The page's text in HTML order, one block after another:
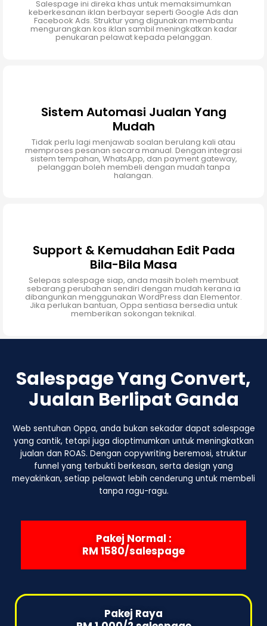
Salespage ini direka khas untuk memaksimumkan
keberkesanan iklan berbayar seperti Google Ads dan
Facebook Ads. Struktur yang digunakan membantu
mengurangkan kos iklan sambil meningkatkan kadar
penukaran pelawat kepada pelanggan.
Sistem Automasi Jualan Yang
Mudah
Tidak perlu lagi menjawab soalan berulang kali atau
memproses pesanan secara manual. Dengan integrasi
sistem tempahan, WhatsApp, dan payment gateway,
pelanggan boleh membeli dengan mudah tanpa
halangan.
Support & Kemudahan Edit Pada
Bila-Bila Masa
Selepas salespage siap, anda masih boleh membuat
sebarang perubahan sendiri dengan mudah kerana ia
dibangunkan menggunakan WordPress dan Elementor.
Jika perlukan bantuan, Oppa sentiasa bersedia untuk
memberikan sokongan teknikal.
Salespage Yang Convert,
Jualan Berlipat Ganda
Web sentuhan Oppa, anda bukan sekadar dapat salespage
yang cantik, tetapi juga dioptimumkan untuk meningkatkan
jualan dan ROAS. Dengan copywriting beremosi, struktur
funnel yang terbukti berkesan, serta design yang
meyakinkan, setiap pelawat lebih cenderung untuk membeli
tanpa ragu-ragu.
Pakej Normal :
RM 1580/salespage
Pakej Raya